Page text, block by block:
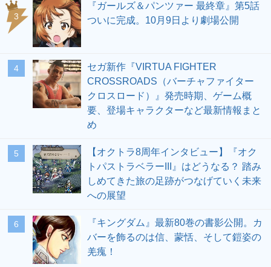
3
『ガールズ＆パンツァー 最終章』第5話
ついに完成。10月9日より劇場公開
4
セガ新作『VIRTUA FIGHTER
CROSSROADS（バーチャファイター
クロスロード）』発売時期、ゲーム概
要、登場キャラクターなど最新情報まと
め
5
【オクトラ8周年インタビュー】『オク
トパストラベラーIII』はどうなる？ 踏み
しめてきた旅の足跡がつなげていく未来
への展望
6
『キングダム』最新80巻の書影公開。カ
バーを飾るのは信、蒙恬、そして鎧姿の
羌瘣！